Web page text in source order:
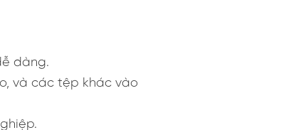
dàng.
và các tệp khác vào